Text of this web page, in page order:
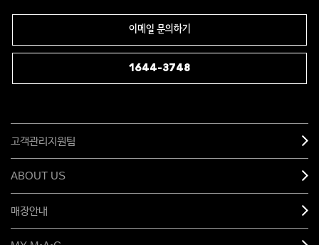
이메일 문의하기
1644-3748
고객관리지원팀
ABOUT US
매장안내